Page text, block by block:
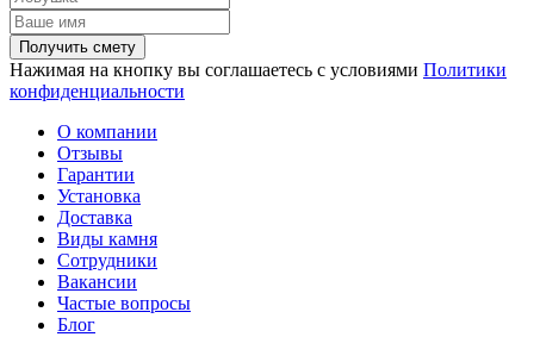
Получить смету
Нажимая на кнопку вы соглашаетесь с условиями Политики
конфиденциальности
О компании
Отзывы
Гарантии
Установка
Доставка
Виды камня
Сотрудники
Вакансии
Частые вопросы
Блог